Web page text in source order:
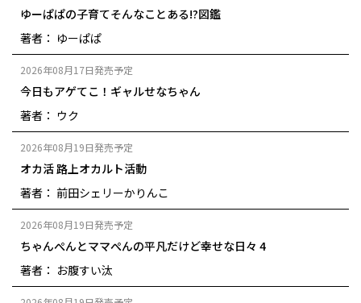
ゆーぱぱの子育てそんなことある!?図鑑
著者： ゆーぱぱ
2026年08月17日発売予定
今日もアゲてこ！ギャルせなちゃん
著者： ウク
2026年08月19日発売予定
オカ活 路上オカルト活動
著者： 前田シェリーかりんこ
2026年08月19日発売予定
ちゃんぺんとママぺんの平凡だけど幸せな日々 4
著者： お腹すい汰